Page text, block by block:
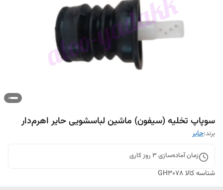
سوپاپ تخلیه (سیفون) ماشین لباسشویی حایر اهرم‌دار
برند:حایر
زمان آماده‌سازی 3 روز کاری
شناسه کالاGH3078